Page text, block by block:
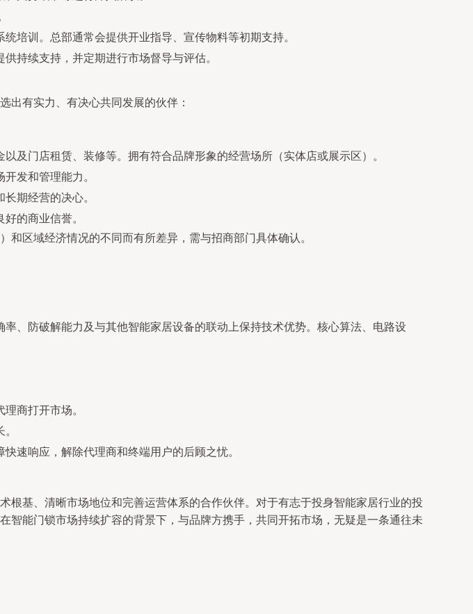
培训。总部通常会提供开业指导、宣传物料等初期支持。
持续支持，并定期进行市场督导与评估。
出有实力、有决心共同发展的伙伴：
及门店租赁、装修等。拥有符合品牌形象的经营场所（实体店或展示区）。
发和管理能力。
期经营的决心。
的商业信誉。
区域经济情况的不同而有所差异，需与招商部门具体确认。
、防破解能力及与其他智能家居设备的联动上保持技术优势。核心算法、电路设
商打开市场。
速响应，解除代理商和终端用户的后顾之忧。
基、清晰市场地位和完善运营体系的合作伙伴。对于有志于投身智能家居行业的投
能门锁市场持续扩容的背景下，与品牌方携手，共同开拓市场，无疑是一条通往未